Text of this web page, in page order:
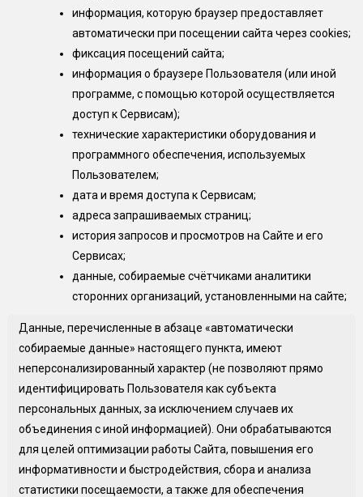
информация, которую браузер предоставляет
автоматически при посещении сайта через cookies;
фиксация посещений сайта;
информация о браузере Пользователя (или иной
программе, с помощью которой осуществляется
доступ к Сервисам);
технические характеристики оборудования и
программного обеспечения, используемых
Пользователем;
дата и время доступа к Сервисам;
адреса запрашиваемых страниц;
история запросов и просмотров на Сайте и его
Сервисах;
данные, собираемые счётчиками аналитики
сторонних организаций, установленными на сайте;
Данные, перечисленные в абзаце «автоматически
собираемые данные» настоящего пункта, имеют
неперсонализированный характер (не позволяют прямо
идентифицировать Пользователя как субъекта
персональных данных, за исключением случаев их
объединения с иной информацией). Они обрабатываются
для целей оптимизации работы Сайта, повышения его
информативности и быстродействия, сбора и анализа
статистики посещаемости, а также для обеспечения